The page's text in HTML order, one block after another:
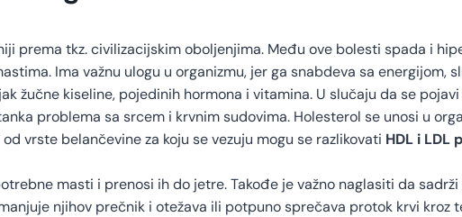
prema tkz. civilizacijskim oboljenjima. Među ove bolesti spada i
Ima važnu ulogu u organizmu, jer ga snabdeva sa energijom,
žučne kiseline, pojedinih hormona i vitamina. U slučaju da se
problema sa srcem i krvnim sudovima. Holesterol se unosi u
vrste belančevine za koju se vezuju mogu se razlikovati HDL i LDL
masti i prenosi ih do jetre. Takođe je važno naglasiti da
njihov prečnik i otežava ili potpuno sprečava protok krvi kroz